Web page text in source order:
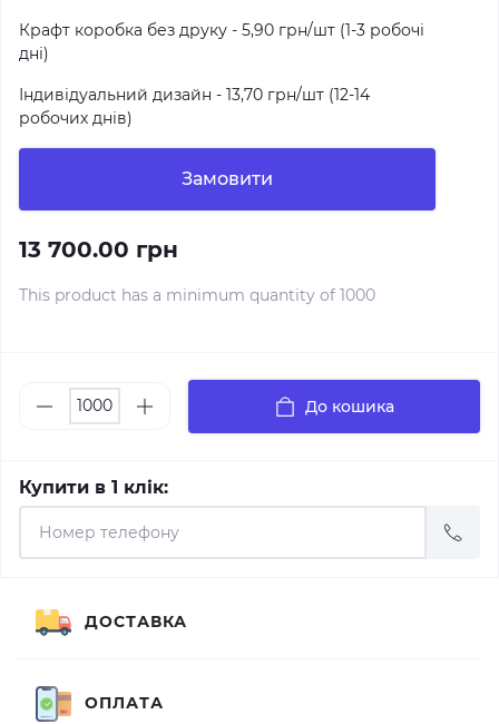
Крафт коробка без друку - 5,90 грн/шт (1-3 робочі
дні)
Індивідуальний дизайн - 13,70 грн/шт (12-14
робочих днів)
Замовити
13 700.00 грн
This product has a minimum quantity of 1000
До кошика
Купити в 1 клік:
ДОСТАВКА
ОПЛАТА